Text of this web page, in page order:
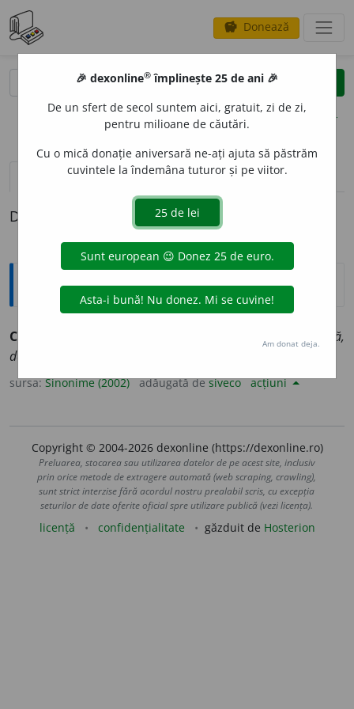
savings Donează
clear
opțiuni
definiții (1) pronunțievolume_up (2)
Definiția cu ID-ul 179561:
Sinonime
CREP
amurg, apus, asfințire, asfințit, decadență,
decădere, declin, înserare, regres, seară.
sursa:Sinonime (2002) adăugată desiveco acțiuni
Copyright © 2004-2026 dexonline (https://dexonline.ro)
Preluarea, stocarea sau utilizarea datelor de pe acest site, inclusiv
prin orice metode de extragere automată (web scraping, crawling),
sunt strict interzise fără acordul nostru prealabil scris, cu excepția
seturilor de date oferite oficial spre utilizare publică (vezi licența).
licență confidențialitate găzduit de Hosterion
🎉 dexonline® împlinește 25 de ani 🎉
De un sfert de secol suntem aici, gratuit, zi de zi,
pentru milioane de căutări.
Cu o mică donație aniversară ne-ați ajuta să păstrăm
cuvintele la îndemâna tuturor și pe viitor.
Am donat deja.